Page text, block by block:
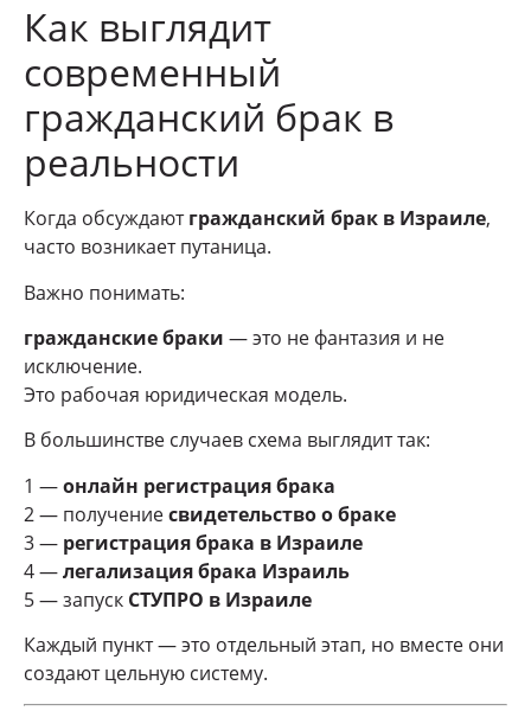
Как выглядит
современный
гражданский брак в
реальности
Когда обсуждаютгражданский брак в Израиле,
часто возникает путаница.
Важно понимать:
гражданские браки — это не фантазия и не
исключение.
Это рабочая юридическая модель.
В большинстве случаев схема выглядит так:
1 —онлайн регистрация брака
2 — получениесвидетельство о браке
3 — регистрация брака в Израиле
4 —легализация брака Израиль
5 — запуск СТУПРО в Израиле
Каждый пункт — это отдельный этап, но вместе они
создают цельную систему.